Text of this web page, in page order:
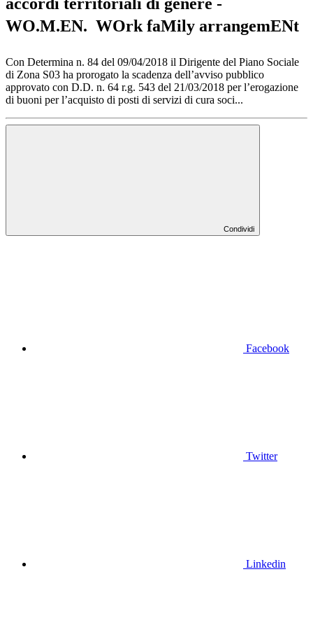
WO.M.EN.  WOrk faMily arrangemENt
Con Determina n. 84 del 09/04/2018 il Dirigente del Piano Sociale
di Zona S03 ha prorogato la scadenza dell’avviso pubblico
approvato con D.D. n. 64 r.g. 543 del 21/03/2018 per l’erogazione
di buoni per l’acquisto di posti di servizi di cura soci...
Condividi
Facebook
Twitter
Linkedin